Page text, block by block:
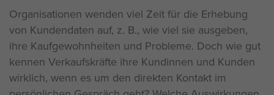
Organisationen wenden viel Zeit für die Erhebung
von Kundendaten auf, z. B., wie viel sie ausgeben,
ihre Kaufgewohnheiten und Probleme. Doch wie gut
kennen Verkaufskräfte ihre Kundinnen und Kunden
wirklich, wenn es um den direkten Kontakt im